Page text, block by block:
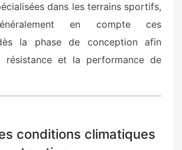
dans les terrains sportifs,
en compte ces
la phase de conception afin
résistance et la performance de
conditions climatiques